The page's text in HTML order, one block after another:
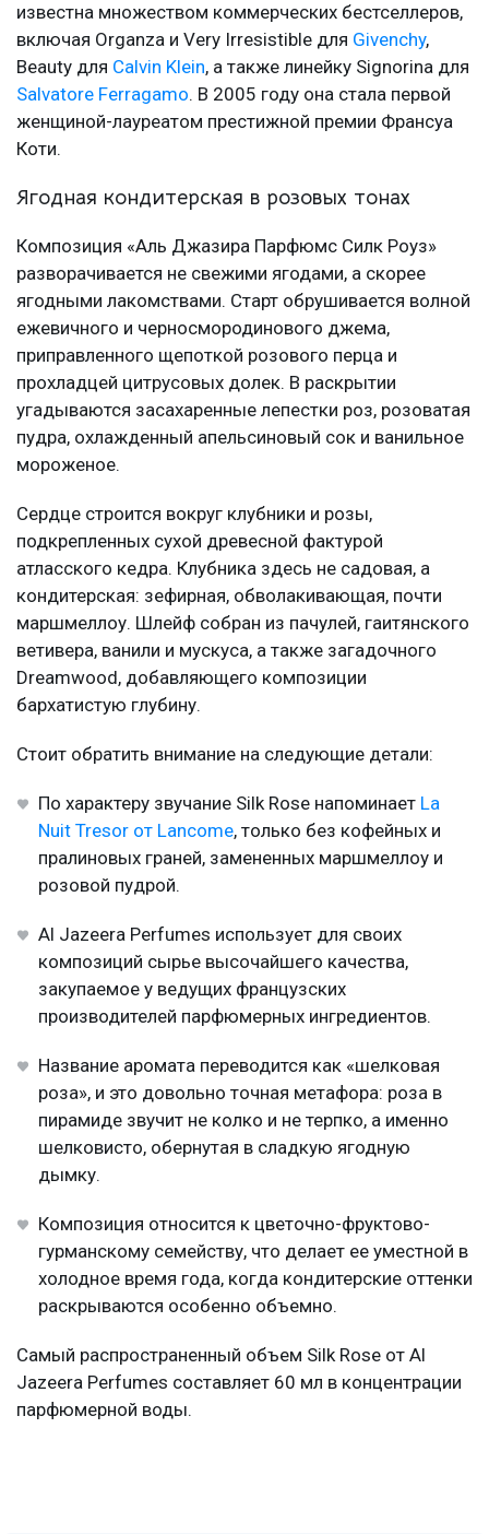
известна множеством коммерческих бестселлеров,
включая Organza и Very Irresistible для Givenchy,
Beauty для Calvin Klein, а также линейку Signorina для
Salvatore Ferragamo. В 2005 году она стала первой
женщиной-лауреатом престижной премии Франсуа
Коти.
Ягодная кондитерская в розовых тонах
Композиция «Аль Джазира Парфюмс Силк Роуз»
разворачивается не свежими ягодами, а скорее
ягодными лакомствами. Старт обрушивается волной
ежевичного и черносмородинового джема,
приправленного щепоткой розового перца и
прохладцей цитрусовых долек. В раскрытии
угадываются засахаренные лепестки роз, розоватая
пудра, охлажденный апельсиновый сок и ванильное
мороженое.
Сердце строится вокруг клубники и розы,
подкрепленных сухой древесной фактурой
атласского кедра. Клубника здесь не садовая, а
кондитерская: зефирная, обволакивающая, почти
маршмеллоу. Шлейф собран из пачулей, гаитянского
ветивера, ванили и мускуса, а также загадочного
Dreamwood, добавляющего композиции
бархатистую глубину.
Стоит обратить внимание на следующие детали:
По характеру звучание Silk Rose напоминает La
Nuit Tresor от Lancome, только без кофейных и
пралиновых граней, замененных маршмеллоу и
розовой пудрой.
Al Jazeera Perfumes использует для своих
композиций сырье высочайшего качества,
закупаемое у ведущих французских
производителей парфюмерных ингредиентов.
Название аромата переводится как «шелковая
роза», и это довольно точная метафора: роза в
пирамиде звучит не колко и не терпко, а именно
шелковисто, обернутая в сладкую ягодную
дымку.
Композиция относится к цветочно-фруктово-
гурманскому семейству, что делает ее уместной в
холодное время года, когда кондитерские оттенки
раскрываются особенно объемно.
Самый распространенный объем Silk Rose от Al
Jazeera Perfumes составляет 60 мл в концентрации
парфюмерной воды.